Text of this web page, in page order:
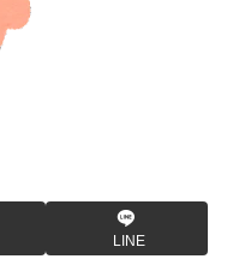
LINE